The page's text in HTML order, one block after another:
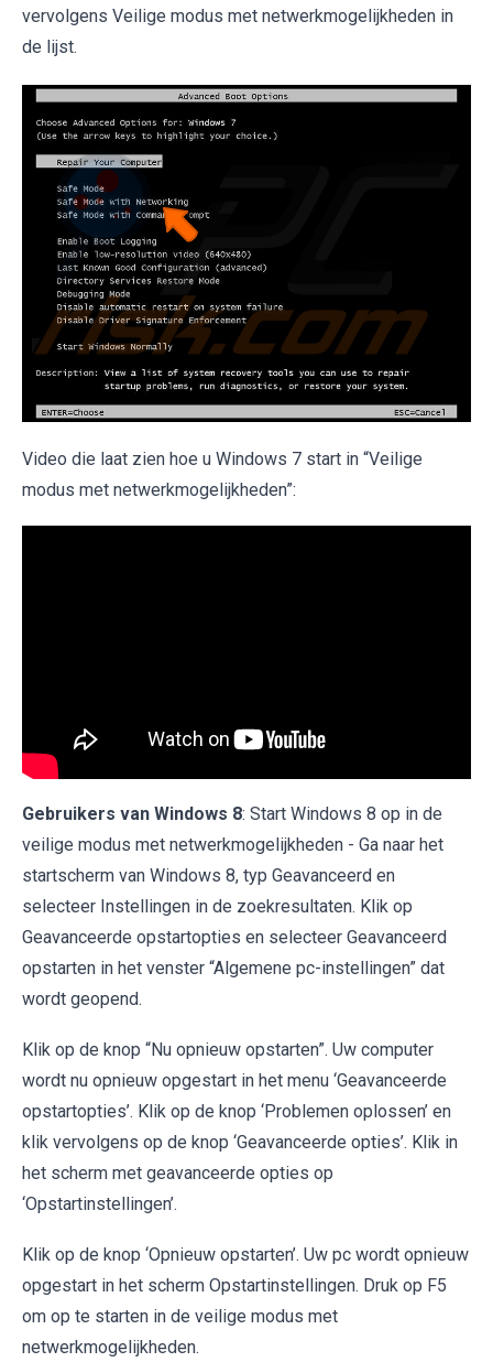
vervolgens Veilige modus met netwerkmogelijkheden in
de lijst.
Video die laat zien hoe u Windows 7 start in “Veilige
modus met netwerkmogelijkheden”:
Gebruikers van Windows 8: Start Windows 8 op in de
veilige modus met netwerkmogelijkheden - Ga naar het
startscherm van Windows 8, typ Geavanceerd en
selecteer Instellingen in de zoekresultaten. Klik op
Geavanceerde opstartopties en selecteer Geavanceerd
opstarten in het venster “Algemene pc-instellingen” dat
wordt geopend.
Klik op de knop “Nu opnieuw opstarten”. Uw computer
wordt nu opnieuw opgestart in het menu ‘Geavanceerde
opstartopties’. Klik op de knop ‘Problemen oplossen’ en
klik vervolgens op de knop ‘Geavanceerde opties’. Klik in
het scherm met geavanceerde opties op
‘Opstartinstellingen’.
Klik op de knop ‘Opnieuw opstarten’. Uw pc wordt opnieuw
opgestart in het scherm Opstartinstellingen. Druk op F5
om op te starten in de veilige modus met
netwerkmogelijkheden.